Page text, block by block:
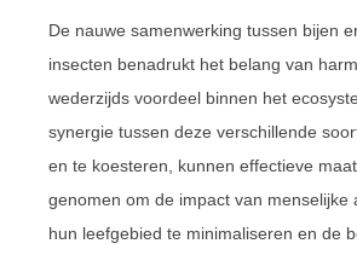
De nauwe samenwerking tussen bijen
insecten benadrukt het belang van
wederzijds voordeel binnen het
synergie tussen deze verschillende
en te koesteren, kunnen effectieve
genomen om de impact van menselijke
hun leefgebied te minimaliseren en de